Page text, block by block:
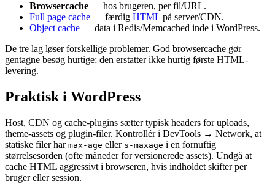
Browsercache — hos brugeren, per fil/URL.
Full page cache — færdig HTML på server/CDN.
Object cache — data i Redis/Memcached inde i WordPress.
De tre lag løser forskellige problemer. God browsercache gør
gentagne besøg hurtige; den erstatter ikke hurtig første HTML-
levering.
Praktisk i WordPress
Host, CDN og cache-plugins sætter typisk headers for uploads,
theme-assets og plugin-filer. Kontrollér i DevTools → Network, at
statiske filer har max-age eller s-maxage i en fornuftig
størrelsesorden (ofte måneder for versionerede assets). Undgå at
cache HTML aggressivt i browseren, hvis indholdet skifter per
bruger eller session.